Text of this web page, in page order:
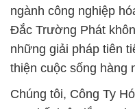
ngành công nghiệp
Đắc Trường Phát
những giải pháp tiên
thiện cuộc sống hàng
Chúng tôi, Công Ty